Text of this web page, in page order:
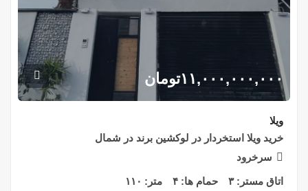
۱۱,۰۰۰,۰۰۰,۰۰۰تومان
ویلا
خرید ویلا استخردار در لوکشین برند در شمال
سرخرود
اتاق مستر:۳ حمام ها: ۴ متر: ۱۱۰